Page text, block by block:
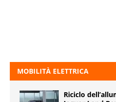
MOBILITÀ ELETTRICA
Riciclo